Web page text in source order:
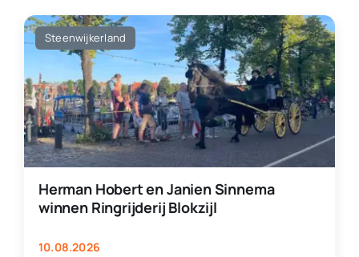
Steenwijkerland
Herman Hobert en Janien Sinnema
winnen Ringrijderij Blokzijl
10.08.2026